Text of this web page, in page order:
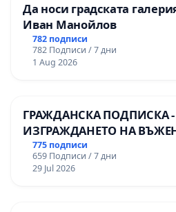
Да носи градската
Иван Манойлов
782 подписи
782 Подписи / 7 дни
1 Aug 2026
ГРАЖДАНСКА ПОДПИСКА
ИЗГРАЖДАНЕТО НА
НА ТЕРИТОРИЯТА НА
ЗАБЕЛЕЖИТЕЛНОСТ
ОСВОБОДИТЕЛИТЕ“
775 подписи
659 Подписи / 7 дни
29 Jul 2026